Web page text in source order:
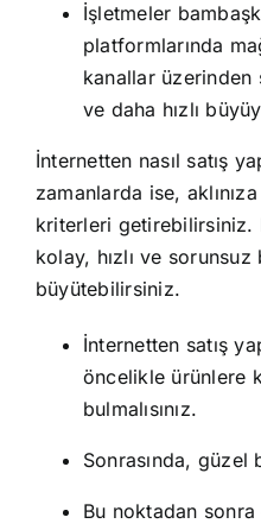
İşletmeler
platformlarında
kanallar üzerinden
ve daha hızlı
İnternetten nasıl satış
zamanlarda ise,
kriterleri getirebilirsiniz.
kolay, hızlı ve
büyütebilirsiniz.
İnternetten satış
öncelikle ürünlere
bulmalısınız.
Sonrasında, güzel
Bu noktadan